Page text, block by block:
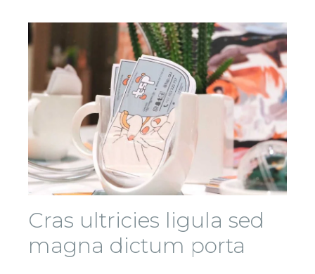
Cras ultricies ligula sed
magna dictum porta